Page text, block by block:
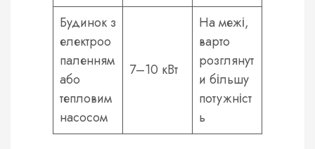
Будинок з
електроо
паленням
або
тепловим
насосом
7–10 кВт
На межі,
варто
розглянут
и більшу
потужніст
ь